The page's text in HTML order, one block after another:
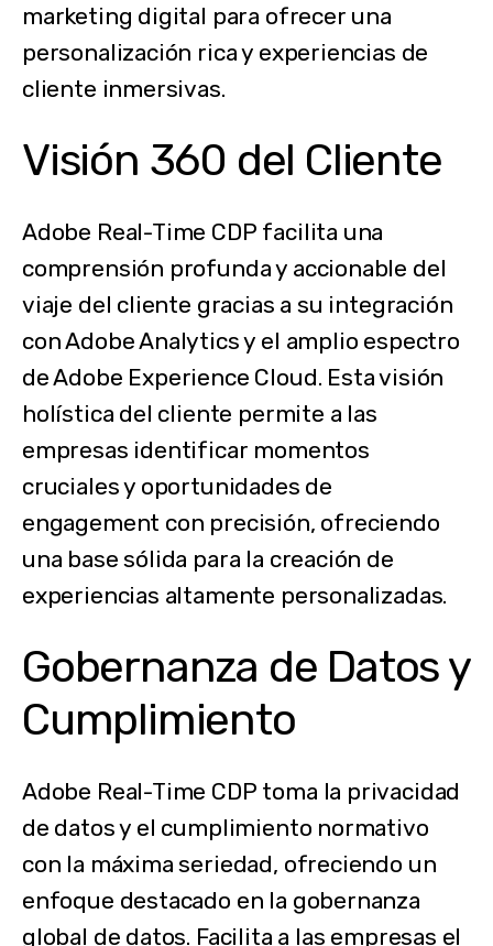
marketing digital para ofrecer una
personalización rica y experiencias de
cliente inmersivas.
Visión 360 del Cliente
Adobe Real-Time CDP facilita una
comprensión profunda y accionable del
viaje del cliente gracias a su integración
con Adobe Analytics y el amplio espectro
de Adobe Experience Cloud. Esta visión
holística del cliente permite a las
empresas identificar momentos
cruciales y oportunidades de
engagement con precisión, ofreciendo
una base sólida para la creación de
experiencias altamente personalizadas.
Gobernanza de Datos y
Cumplimiento
Adobe Real-Time CDP toma la privacidad
de datos y el cumplimiento normativo
con la máxima seriedad, ofreciendo un
enfoque destacado en la gobernanza
global de datos. Facilita a las empresas el